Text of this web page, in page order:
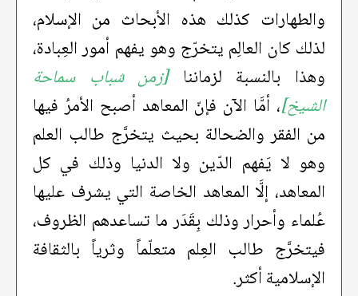
والطهارات كذلك هذه الأبحاث من الإسلام،
لذلك كان العالِم يتخرّج وهو يفهم أمور العِبادة،
وهذا بالنسبة لزماننا[زمن شباب سماحة
الشيخ]، أمَّا الآن فإنّ المعاهد أصبح الأمرُ فيها
من الفقر والضحالة بحيث يتخرَّج طالب العلم
وهو لا يَفهم الدّين ولا الدنيا وذلك في كل
المعاهد، إلَّا المعاهد الخاصة التي يشرف عليها
عُلماء وأحرار وذلك بِقَدَر ما تساعدهم الظروف،
فيتخرَّج طالب العِلم متعلّماً وثرياً بالثقافة
الإسلامية أكثر.